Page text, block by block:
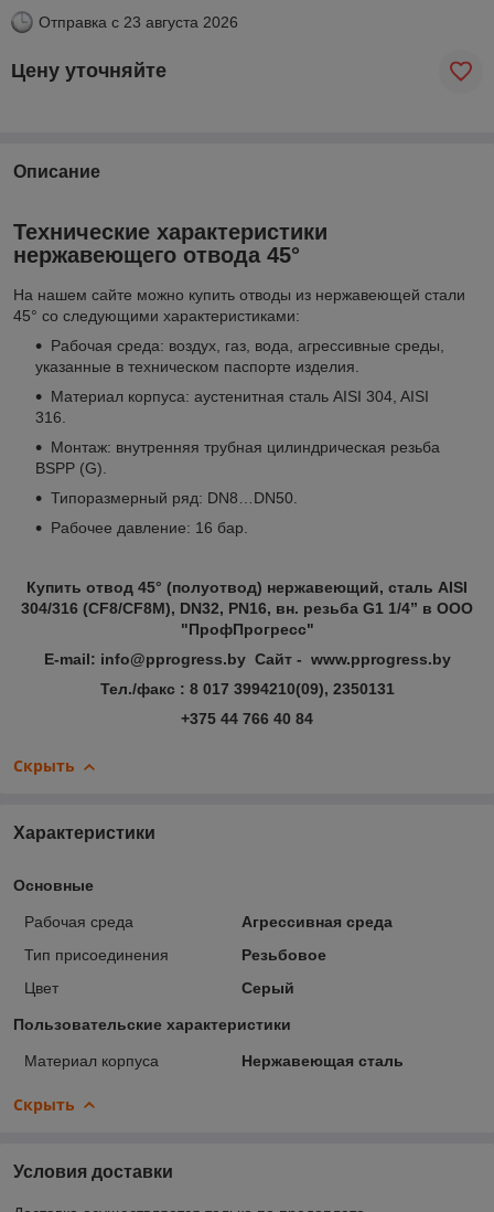
Отправка с 23 августа 2026
Цену уточняйте
Описание
Технические характеристики
нержавеющего отвода 45°
На нашем сайте можно купить отводы из нержавеющей стали
45° со следующими характеристиками:
Рабочая среда: воздух, газ, вода, агрессивные среды,
указанные в техническом паспорте изделия.
Материал корпуса: аустенитная сталь AISI 304, AISI
316.
Монтаж: внутренняя трубная цилиндрическая резьба
BSPP (G).
Типоразмерный ряд: DN8…DN50.
Рабочее давление: 16 бар.
Купить отвод 45° (полуотвод) нержавеющий, сталь AISI
304/316 (CF8/CF8M), DN32, PN16, вн. резьба G1 1/4” в ООО
"ПрофПрогресс"
E-mail: info@pprogress.by Сайт - www.pprogress.by
Тел./факс : 8 017 3994210(09), 2350131
+375 44 766 40 84
Скрыть
Характеристики
Основные
Рабочая среда
Агрессивная среда
Тип присоединения
Резьбовое
Цвет
Серый
Пользовательские характеристики
Материал корпуса Нержавеющая сталь
Скрыть
Условия доставки